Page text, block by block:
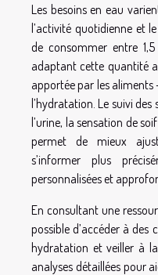
Les besoins en eau
l’activité quotidienne et
de consommer entre
adaptant cette quantité
apportée par les aliments
l’hydratation. Le suivi des
l’urine, la sensation de
permet de mieux
s’informer plus
personnalisées et
En consultant une
possible d’accéder à des
hydratation et veiller à
analyses détaillées pour